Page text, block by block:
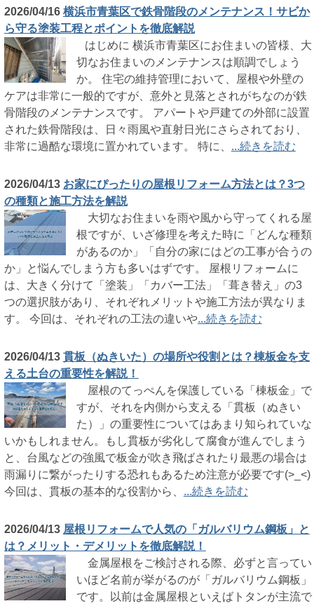
2026/04/16 横浜市青葉区で鉄骨階段のメンテナンス！サビか
ら守る塗装工程とポイントを徹底解説
はじめに 横浜市青葉区にお住まいの皆様、大
切なお住まいのメンテナンスは順調でしょう
か。 住宅の維持管理において、屋根や外壁の
ケアは非常に一般的ですが、意外と見落とされがちなのが鉄
骨階段のメンテナンスです。 アパートや戸建ての外部に設置
された鉄骨階段は、日々雨風や直射日光にさらされており、
非常に過酷な環境に置かれています。 特に、 ...続きを読む
2026/04/13 お家にぴったりの屋根リフォーム方法とは？3つ
の種類と施工方法を解説
大切なお住まいを雨や風から守ってくれる屋
根ですが、いざ修理を考えた時に「どんな種類
があるのか」「自分の家にはどの工事が合うの
か」と悩んでしまう方も多いはずです。 屋根リフォームに
は、大きく分けて「塗装」「カバー工法」「葺き替え」の3
つの選択肢があり、それぞれメリットや施工方法が異なりま
す。 今回は、それぞれの工法の違いや...続きを読む
2026/04/13 貫板（ぬきいた）の場所や役割とは？棟板金を支
える土台の重要性を解説！
屋根のてっぺんを保護している「棟板金」で
すが、それを内側から支える「貫板（ぬきい
た）」の重要性についてはあまり知られていな
いかもしれません。もし貫板が劣化して腐食が進んでしまう
と、台風などの強風で板金が吹き飛ばされたり最悪の場合は
雨漏りに繋がったりする恐れもあるため注意が必要です(>_<)
今回は、貫板の基本的な役割から、 ...続きを読む
2026/04/13 屋根リフォームで人気の「ガルバリウム鋼板」と
は？メリット・デメリットを徹底解説！
金属屋根をご検討される際、必ずと言ってい
いほど名前が挙がるのが「ガルバリウム鋼板」
です。以前は金属屋根といえばトタンが主流で